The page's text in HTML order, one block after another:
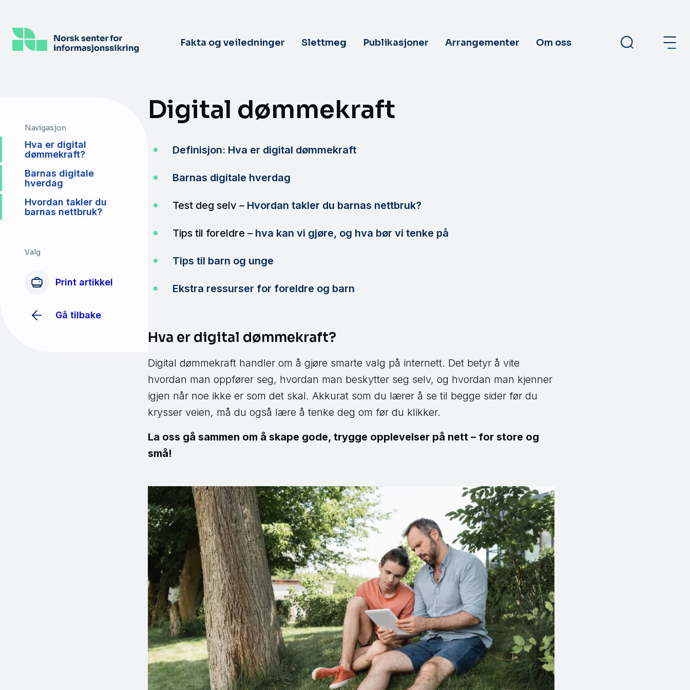
hovedinnhold
Fakta og veiledninger Slettmeg Publikasjoner Arrangementer Om oss
Navigasjon
Hva er digital
dømmekraft?
Barnas digitale
hverdag
Hvordan takler du
barnas nettbruk?
Valg
Print artikkel
Gå tilbake
Digital dømmekraft
Definisjon: Hva er digital dømmekraft
Barnas digitale hverdag
Test deg selv – Hvordan takler du barnas nettbruk?
Tips til foreldre – hva kan vi gjøre, og hva bør vi tenke på
Tips til barn og unge
Ekstra ressurser for foreldre og barn
Hva er digital dømmekraft?
Digital dømmekraft handler om å gjøre smarte valg på internett. Det betyr å vite
hvordan man oppfører seg, hvordan man beskytter seg selv, og hvordan man kjenner
igjen når noe ikke er som det skal. Akkurat som du lærer å se til begge sider før du
krysser veien, må du også lære å tenke deg om før du klikker.
La oss gå sammen om å skape gode, trygge opplevelser på nett – for store og
små!